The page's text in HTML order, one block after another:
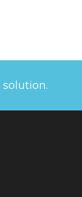
solution.